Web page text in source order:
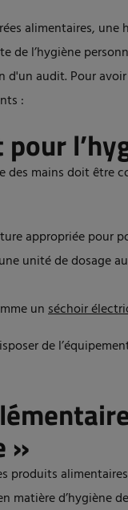
alimentaires, une
l’hygiène
audit. Pour
:
des mains doit être
appropriée pour
unité de dosage
unséchoir
de
»
produits
matière d’hygiène